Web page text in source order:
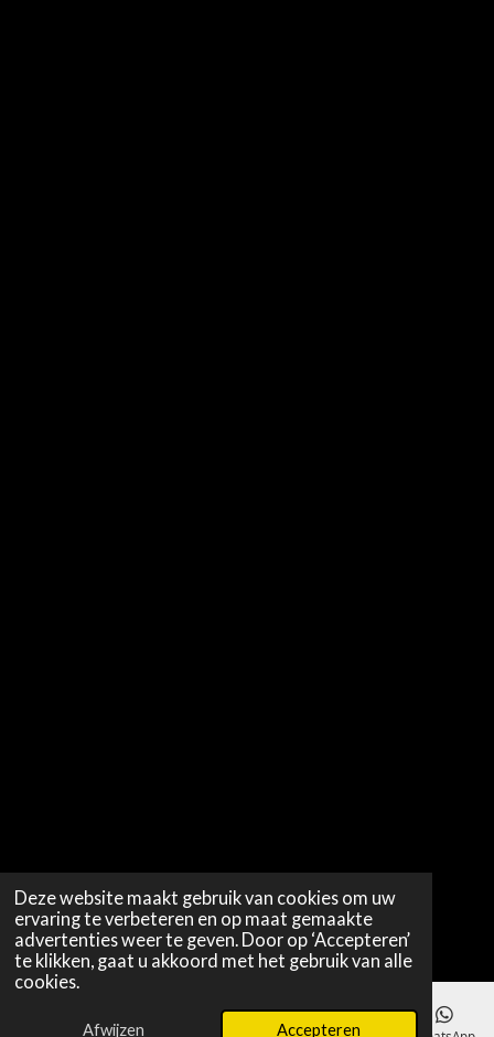
Deze website maakt gebruik van cookies om uw
ervaring te verbeteren en op maat gemaakte
advertenties weer te geven. Door op ‘Accepteren’
te klikken, gaat u akkoord met het gebruik van alle
cookies.
Afwijzen Accepteren